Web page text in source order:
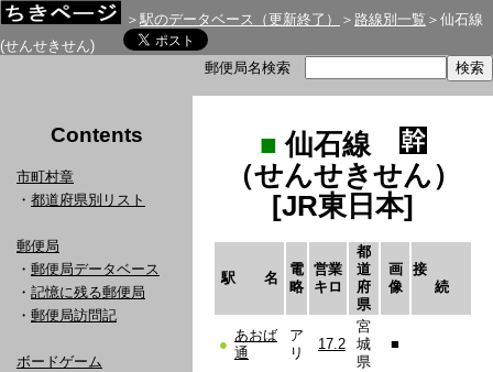
＞ 駅のデータベース（更新終了） ＞ 路線別一覧 ＞仙石線
(せんせきせん)
郵便局名検索
Contents
市町村章
・ 都道府県別リスト
郵便局
・ 郵便局データベース
・ 記憶に残る郵便局
・ 郵便局訪問記
ボードゲーム
■仙石線
（せんせきせん）
[JR東日本]
駅 名
電
略
営業
キロ
都
道
府
県
画
像
接
続
●
あおば
通
ア
リ
17.2
宮
城
県
■